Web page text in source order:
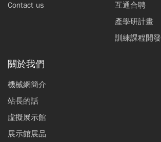
Contact us
互通合聘
產學研計畫
訓練課程開發
關於我們
機械網簡介
站長的話
虛擬展示館
展示館展品